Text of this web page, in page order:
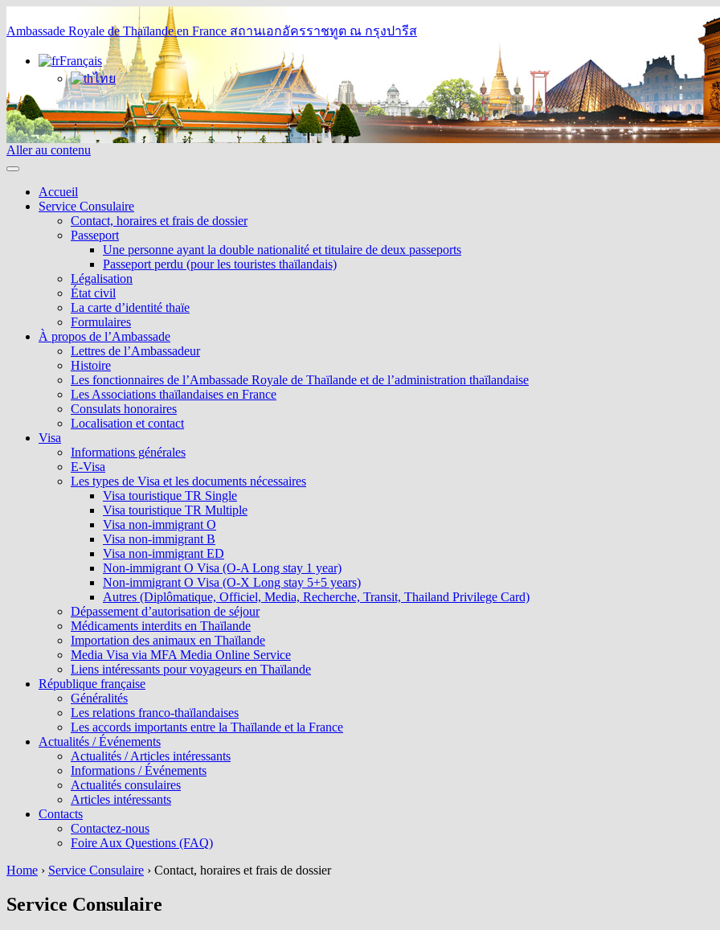
Ambassade Royale de Thaïlande en France สถานเอกอัครราชทูต ณ กรุงปารีส
Français
ไทย
Aller au contenu
Accueil
Service Consulaire
Contact, horaires et frais de dossier
Passeport
Une personne ayant la double nationalité et titulaire de deux passeports
Passeport perdu (pour les touristes thaïlandais)
Légalisation
État civil
La carte d’identité thaïe
Formulaires
À propos de l’Ambassade
Lettres de l’Ambassadeur
Histoire
Les fonctionnaires de l’Ambassade Royale de Thaïlande et de l’administration thaïlandaise
Les Associations thaïlandaises en France
Consulats honoraires
Localisation et contact
Visa
Informations générales
E-Visa
Les types de Visa et les documents nécessaires
Visa touristique TR Single
Visa touristique TR Multiple
Visa non-immigrant O
Visa non-immigrant B
Visa non-immigrant ED
Non-immigrant O Visa (O-A Long stay 1 year)
Non-immigrant O Visa (O-X Long stay 5+5 years)
Autres (Diplômatique, Officiel, Media, Recherche, Transit, Thailand Privilege Card)
Dépassement d’autorisation de séjour
Médicaments interdits en Thaïlande
Importation des animaux en Thaïlande
Media Visa via MFA Media Online Service
Liens intéressants pour voyageurs en Thaïlande
République française
Généralités
Les relations franco-thaïlandaises
Les accords importants entre la Thaïlande et la France
Actualités / Événements
Actualités / Articles intéressants
Informations / Événements
Actualités consulaires
Articles intéressants
Contacts
Contactez-nous
Foire Aux Questions (FAQ)
Home › Service Consulaire › Contact, horaires et frais de dossier
Service Consulaire